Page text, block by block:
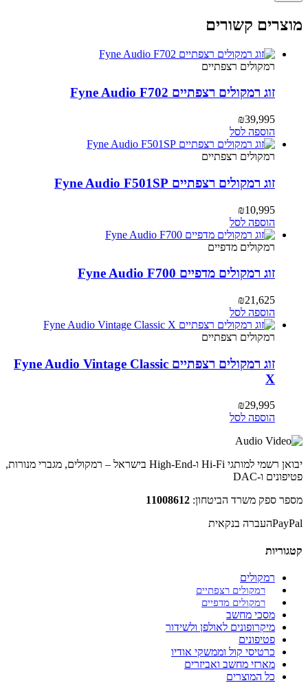
מוצרים קשורים
רמקולים רצפתיים
זוג רמקולים רצפתיים Fyne Audio F702
₪39,995
הוספה לסל
רמקולים רצפתיים
זוג רמקולים רצפתיים Fyne Audio F501SP
₪10,995
הוספה לסל
רמקולים מדפיים
זוג רמקולים מדפיים Fyne Audio F700
₪21,625
הוספה לסל
רמקולים רצפתיים
זוג רמקולים רצפתיים Fyne Audio Vintage Classic
X
₪29,995
הוספה לסל
יבואן רשמי למותגי Hi-Fi ו-High-End בישראל – רמקולים, מגברי מנורות,
פטיפונים ו-DAC
מספר ספק משרד הביטחון: 11008612
PayPalהעברה בנקאית
קטגוריות
רמקולים
רמקולים רצפתיים
רמקולים מדפיים
מסכי מחשב
מיקרופונים לאולפן ולשידור
פטיפונים
כרטיסי קול וממשקי אודיו
מארזי מחשב ואביזרים
כל המוצרים